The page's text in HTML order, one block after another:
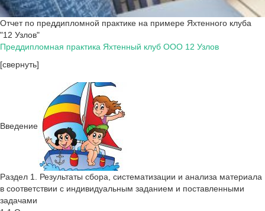
Отчет по преддипломной практике на примере Яхтенного клуба
"12 Узлов"
Преддипломная практика Яхтенный клуб ООО 12 Узлов
[свернуть]
Введение
Раздел 1. Результаты сбора, систематизации и анализа материала
в соответствии с индивидуальным заданием и поставленными
задачами